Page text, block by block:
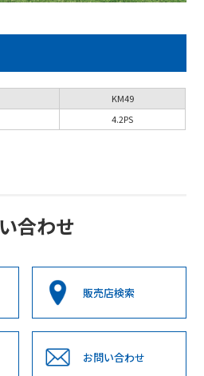
KM49
4.2PS
合わせ
販売店検索
お問い合わせ